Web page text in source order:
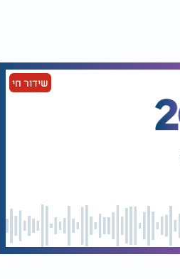
שידור חי